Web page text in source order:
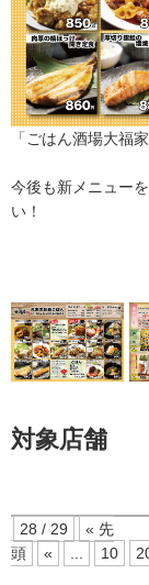
「ごはん酒場大福
今後も新メニュー
い！
対象店舗
28 / 29
« 先
頭
« ... 10